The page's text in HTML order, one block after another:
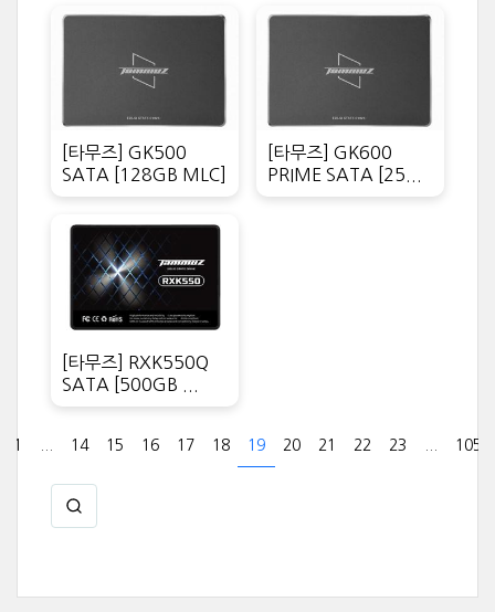
[타무즈] GK500
SATA [128GB MLC]
[타무즈] GK600
PRIME SATA [25...
[타무즈] RXK550Q
SATA [500GB ...
1 14 15 16 17 18 19 20 21 22 23 105